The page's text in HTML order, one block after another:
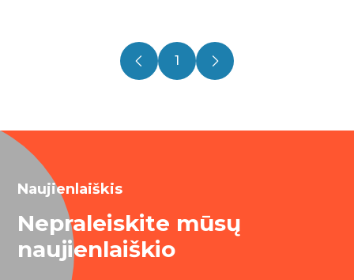
1
Naujienlaiškis
Nepraleiskite mūsų
naujienlaiškio